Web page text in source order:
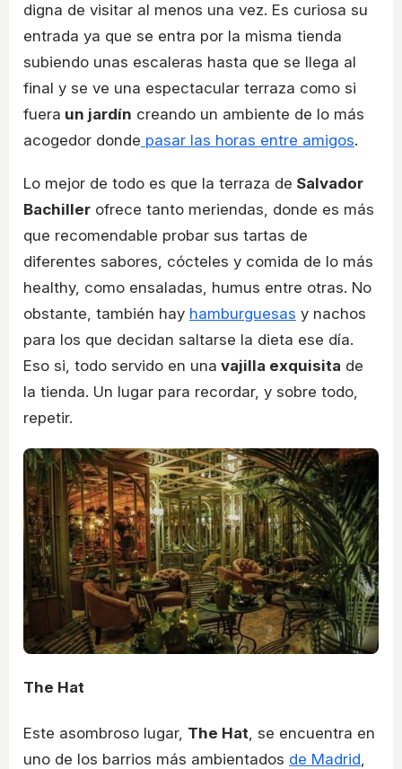
digna de visitar al menos una vez. Es curiosa su
entrada ya que se entra por la misma tienda
subiendo unas escaleras hasta que se llega al
final y se ve una espectacular terraza como si
fuera un jardín creando un ambiente de lo más
acogedor donde pasar las horas entre amigos.
Lo mejor de todo es que la terraza de Salvador
Bachiller ofrece tanto meriendas, donde es más
que recomendable probar sus tartas de
diferentes sabores, cócteles y comida de lo más
healthy, como ensaladas, humus entre otras. No
obstante, también hay hamburguesas y nachos
para los que decidan saltarse la dieta ese día.
Eso si, todo servido en una vajilla exquisita de
la tienda. Un lugar para recordar, y sobre todo,
repetir.
The Hat
Este asombroso lugar, The Hat, se encuentra en
uno de los barrios más ambientados de Madrid,